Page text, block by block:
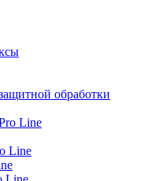
обработки
Line
Line